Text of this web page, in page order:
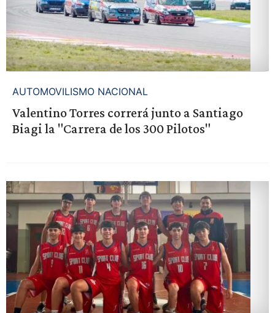
AUTOMOVILISMO NACIONAL
Valentino Torres correrá junto a Santiago
Biagi la "Carrera de los 300 Pilotos"